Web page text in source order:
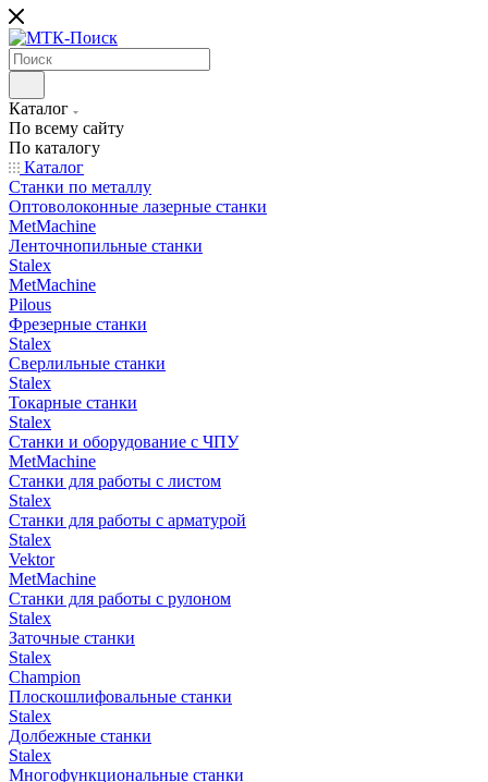
Каталог
По всему сайту
По каталогу
Каталог
Станки по металлу
Оптоволоконные лазерные станки
MetMachine
Ленточнопильные станки
Stalex
MetMachine
Pilous
Фрезерные станки
Stalex
Сверлильные станки
Stalex
Токарные станки
Stalex
Станки и оборудование с ЧПУ
MetMachine
Станки для работы с листом
Stalex
Станки для работы с арматурой
Stalex
Vektor
MetMachine
Станки для работы с рулоном
Stalex
Заточные станки
Stalex
Champion
Плоскошлифовальные станки
Stalex
Долбежные станки
Stalex
Многофункциональные станки